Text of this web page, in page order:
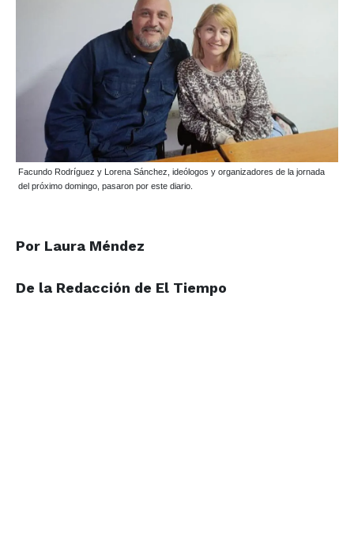
Facundo Rodríguez y Lorena Sánchez, ideólogos y organizadores de la jornada
del próximo domingo, pasaron por este diario.
Por Laura Méndez
De la Redacción de El Tiempo